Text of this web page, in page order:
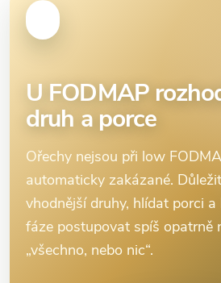
U FODMAP
druh a porce
Ořechy nejsou při low
automaticky zakázané.
vhodnější druhy, hlídat porci
fáze postupovat spíš opatrně
„všechno, nebo nic“.